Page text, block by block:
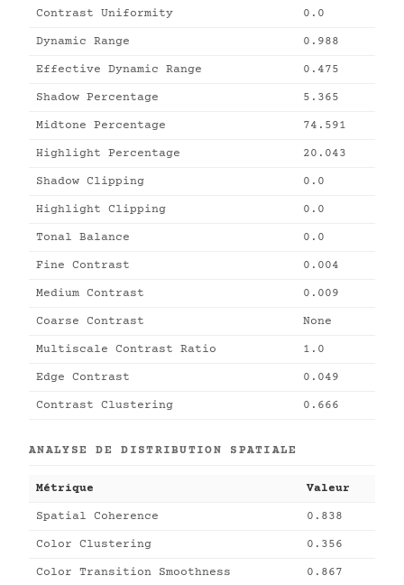
Contrast Uniformity 0.0
Dynamic Range 0.988
Effective Dynamic Range 0.475
Shadow Percentage 5.365
Midtone Percentage 74.591
Highlight Percentage 20.043
Shadow Clipping 0.0
Highlight Clipping 0.0
Tonal Balance 0.0
Fine Contrast 0.004
Medium Contrast 0.009
Coarse Contrast None
Multiscale Contrast Ratio 1.0
Edge Contrast 0.049
Contrast Clustering 0.666
ANALYSE DE DISTRIBUTION SPATIALE
Métrique Valeur
Spatial Coherence 0.838
Color Clustering 0.356
Color Transition Smoothness 0.867